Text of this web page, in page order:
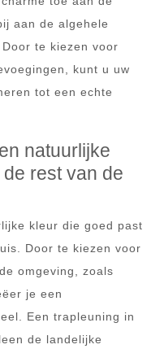
aan de algehele
te kiezen voor
kunt u uw
tot een echte
natuurlijke
rest van de
kleur die goed past
Door te kiezen voor
omgeving, zoals
je een
Een trapleuning in
de landelijke